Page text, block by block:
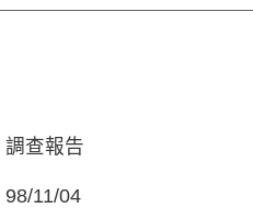
調查報告
98/11/04